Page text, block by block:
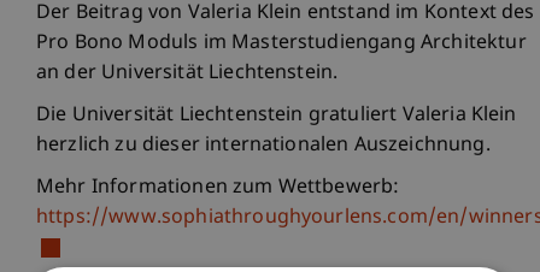
Der Beitrag von Valeria Klein entstand im Kontext des
Pro Bono Moduls im Masterstudiengang Architektur
an der Universität Liechtenstein.
Die Universität Liechtenstein gratuliert Valeria Klein
herzlich zu dieser internationalen Auszeichnung.
Mehr Informationen zum Wettbewerb:
https://www.sophiathroughyourlens.com/en/